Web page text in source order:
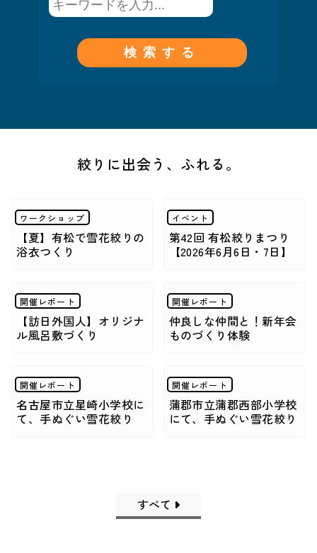
絞りに出会う、ふれる。
ワークショップ
【夏】有松で雪花絞りの
浴衣つくり
イベント
第42回 有松絞りまつり
【2026年6月6日・7日】
開催レポート
【訪日外国人】オリジナ
ル風呂敷づくり
開催レポート
仲良しな仲間と！新年会
ものづくり体験
開催レポート
名古屋市立星崎小学校に
て、手ぬぐい雪花絞り
開催レポート
蒲郡市立蒲郡西部小学校
にて、手ぬぐい雪花絞り
すべて